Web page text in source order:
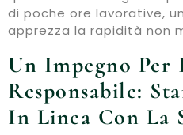
di poche ore lavorative,
apprezza la rapidità non
Un Impegno Per
Responsabile:
In Linea Con La